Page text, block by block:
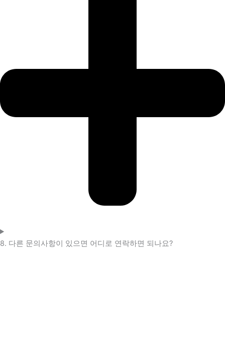
8. 다른 문의사항이 있으면 어디로 연락하면 되나요?